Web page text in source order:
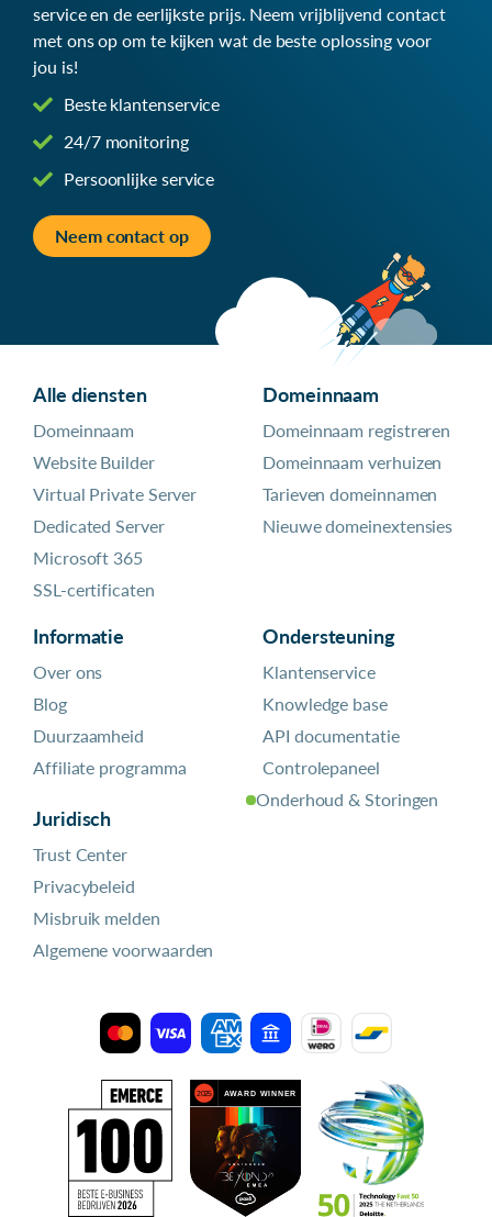
service en de eerlijkste prijs. Neem vrijblijvend contact
met ons op om te kijken wat de beste oplossing voor
jou is!
Beste klantenservice
24/7 monitoring
Persoonlijke service
Neem contact op
Alle diensten
Domeinnaam
Website Builder
Virtual Private Server
Dedicated Server
Microsoft 365
SSL-certificaten
Domeinnaam
Domeinnaam registreren
Domeinnaam verhuizen
Tarieven domeinnamen
Nieuwe domeinextensies
Informatie
Over ons
Blog
Duurzaamheid
Affiliate programma
Juridisch
Trust Center
Privacybeleid
Misbruik melden
Algemene voorwaarden
Ondersteuning
Klantenservice
Knowledge base
API documentatie
Controlepaneel
Onderhoud & Storingen